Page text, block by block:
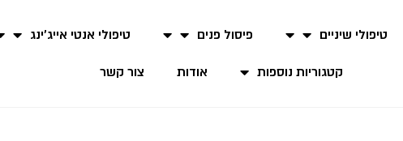
טיפולי שיניים פיסול פנים טיפולי אנטי אייג'ינג
קטגוריות נוספות אודות צור קשר